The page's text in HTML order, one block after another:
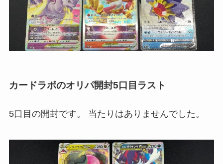
カードラボのオリパ開封5口目ラスト
5口目の開封です。 当たりはありませんでした。